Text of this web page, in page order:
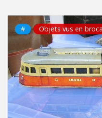
# Objets vus en